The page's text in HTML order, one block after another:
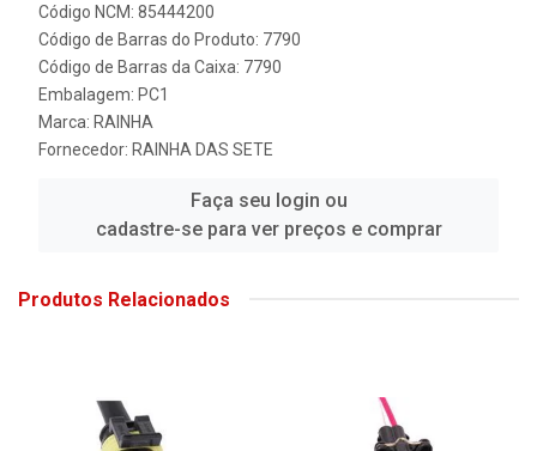
Código NCM: 85444200
Código de Barras do Produto: 7790
Código de Barras da Caixa: 7790
Embalagem: PC1
Marca: RAINHA
Fornecedor: RAINHA DAS SETE
Faça seu login ou
cadastre-se para ver preços e comprar
Produtos Relacionados